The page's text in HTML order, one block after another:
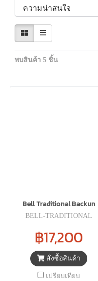
พบสินค้า 5 ชิ้น
Bell Traditional Backun
BELL-TRADITIONAL
฿17,200
สั่งซื้อสินค้า
เปรียบเทียบ